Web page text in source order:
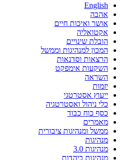
English
אהבה
אושר ואיכות חיים
אקטואליה
הובלת שינויים
המכון למנהיגות וממשל
הרצאות וסדנאות
השקעות אימפקט
השראה
יזמות
ייעוץ אסטרטגי
כלי ניהול ואסטרטגיה
כסף כוח כבוד
מאמרים
ממשל ומנהיגות ציבורית
מנהיגות
מנהיגות 3.0
מנהיגות ביהדות